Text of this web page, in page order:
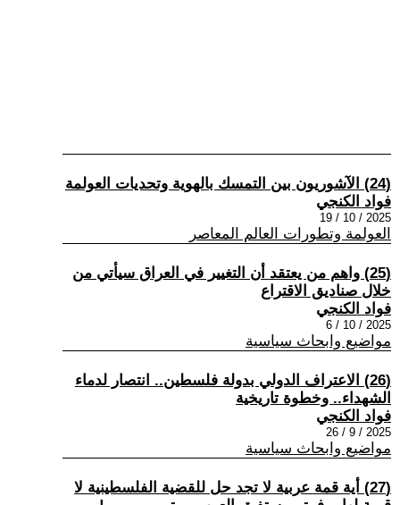
(24) الآشوريون بين التمسك بالهوية وتحديات العولمة
فواد الكنجي
2025 / 10 / 19
العولمة وتطورات العالم المعاصر
(25) واهم من يعتقد أن التغيير في العراق سيأتي من
خلال صناديق الاقتراع
فواد الكنجي
2025 / 10 / 6
مواضيع وابحاث سياسية
(26) الاعتراف الدولي بدولة فلسطين.. انتصار لدماء
الشهداء.. وخطوة تاريخية
فواد الكنجي
2025 / 9 / 26
مواضيع وابحاث سياسية
(27) أية قمة عربية لا تجد حل للقضية الفلسطينية لا